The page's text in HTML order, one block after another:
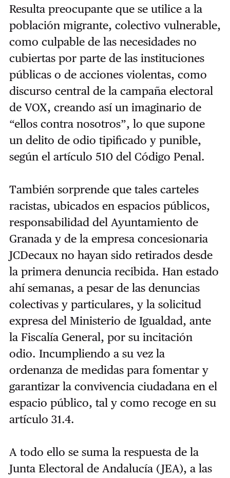
Resulta preocupante que se utilice a la
población migrante, colectivo vulnerable,
como culpable de las necesidades no
cubiertas por parte de las instituciones
públicas o de acciones violentas, como
discurso central de la campaña electoral
de VOX, creando así un imaginario de
“ellos contra nosotros”, lo que supone
un delito de odio tipificado y punible,
según el artículo 510 del Código Penal.
También sorprende que tales carteles
racistas, ubicados en espacios públicos,
responsabilidad del Ayuntamiento de
Granada y de la empresa concesionaria
JCDecaux no hayan sido retirados desde
la primera denuncia recibida. Han estado
ahí semanas, a pesar de las denuncias
colectivas y particulares, y la solicitud
expresa del Ministerio de Igualdad, ante
la Fiscalía General, por su incitación
odio. Incumpliendo a su vez la
ordenanza de medidas para fomentar y
garantizar la convivencia ciudadana en el
espacio público, tal y como recoge en su
artículo 31.4.
A todo ello se suma la respuesta de la
Junta Electoral de Andalucía (JEA), a las